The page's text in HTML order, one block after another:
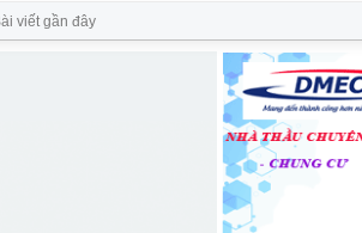
viết gần đây